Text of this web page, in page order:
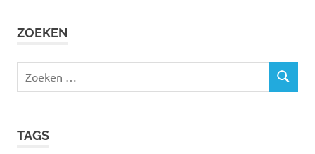
ZOEKEN
e
Z
TAGS